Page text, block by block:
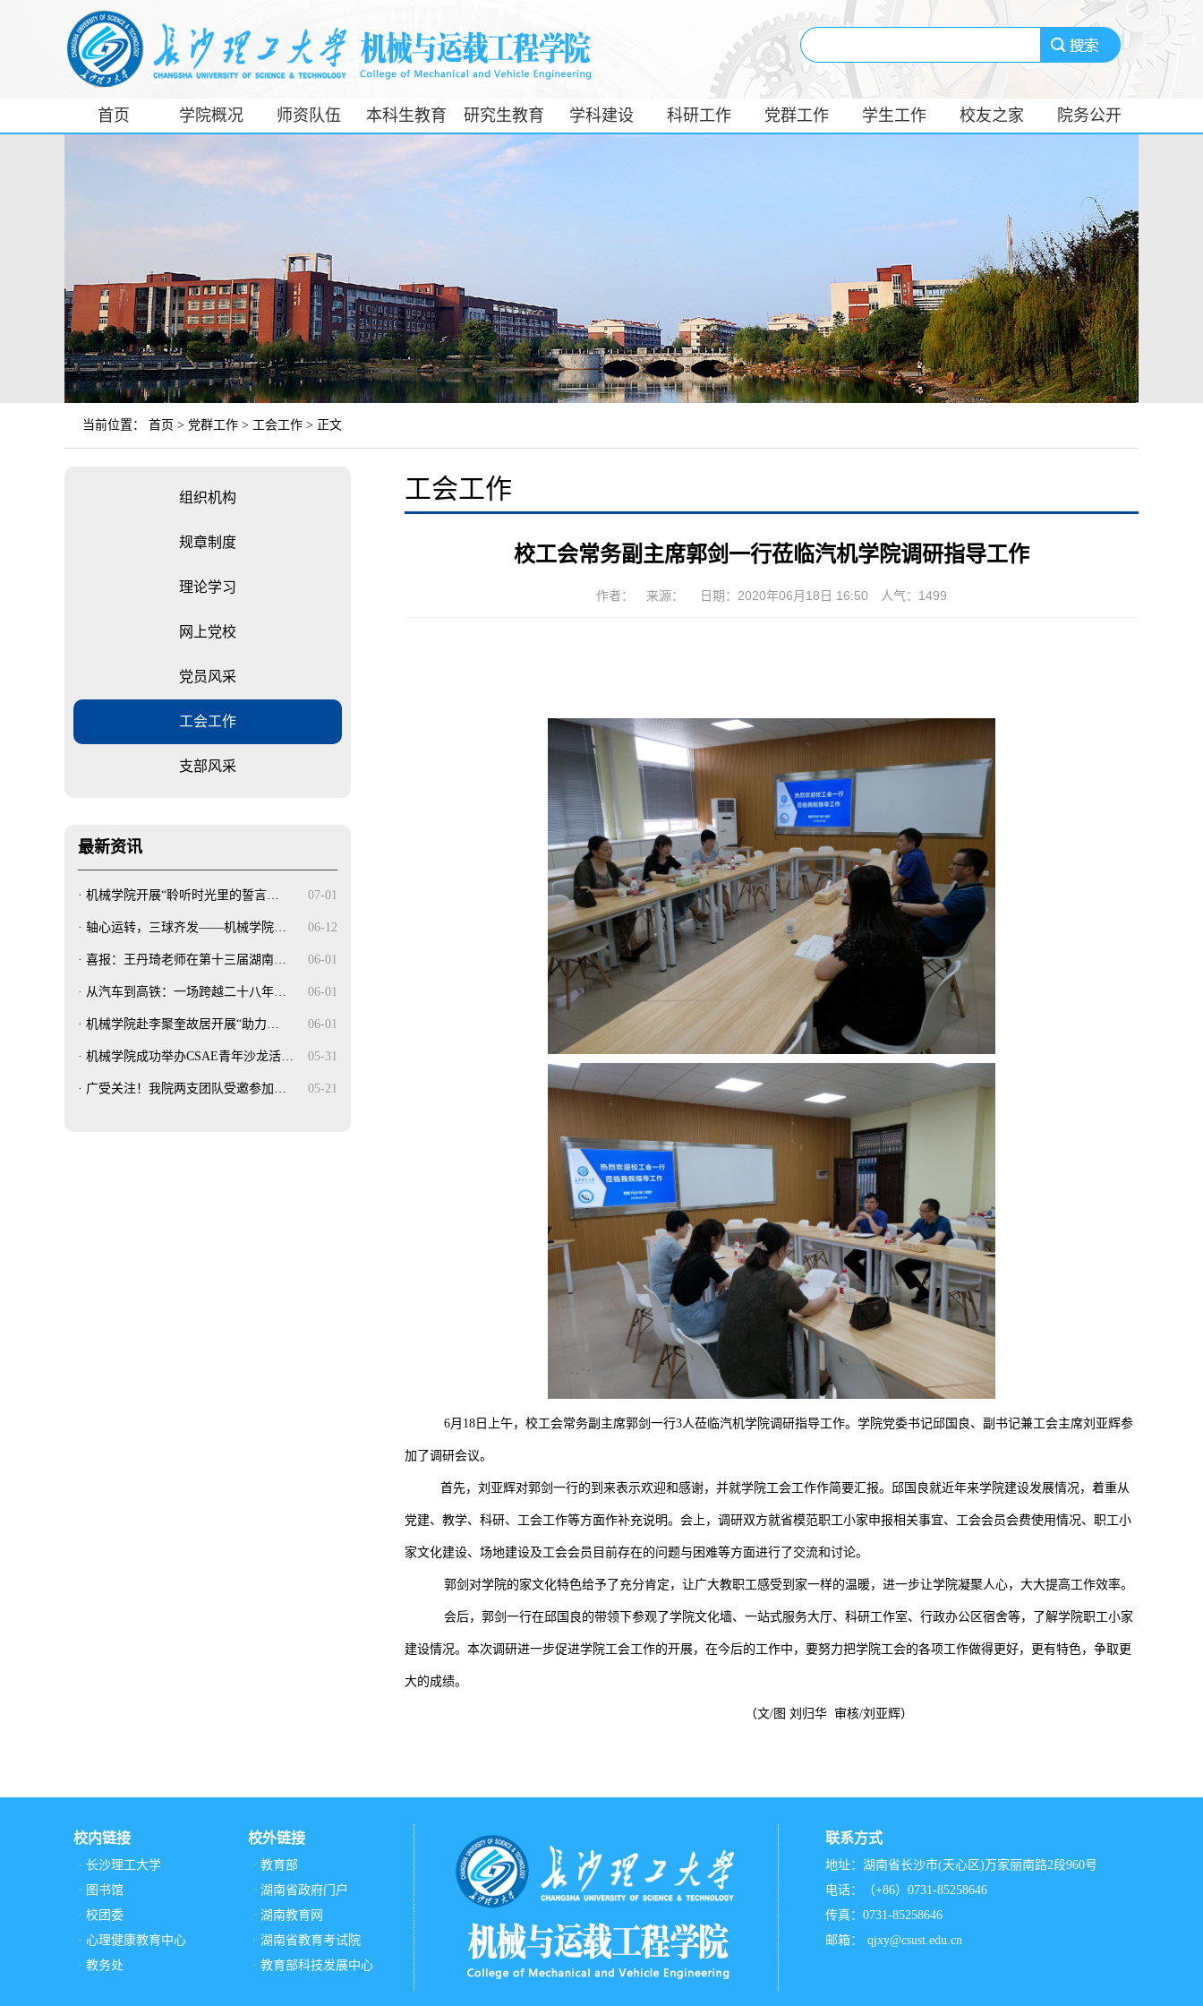
首页 学院概况 师资队伍 本科生教育 研究生教育 学科建设 科研工作 党群工作 学生工作 校友之家
院务公开
工信部专精特
当前位置： 首页 > 党群工作 > 工会工作 > 正文
组织机构
规章制度
理论学习
网上党校
党员风采
工会工作
支部风采
最新资讯
07-01
· 机械学院开展“聆听时光里的誓言…
06-12
· 轴心运转，三球齐发——机械学院…
06-01
· 喜报：王丹琦老师在第十三届湖南…
06-01
· 从汽车到高铁：一场跨越二十八年…
06-01
· 机械学院赴李聚奎故居开展“助力…
05-31
· 机械学院成功举办CSAE青年沙龙活…
05-21
· 广受关注！我院两支团队受邀参加…
工会工作
校工会常务副主席郭剑一行莅临汽机学院调研指导工作
作者： 来源： 日期：2020年06月18日 16:50 人气： 1499
6月18日上午，校工会常务副主席郭剑一行3人莅临汽机学院调研指导工作。学院党委书记邱国良、副书记兼工会主席刘亚辉参
加了调研会议。
首先，刘亚辉对郭剑一行的到来表示欢迎和感谢，并就学院工会工作作简要汇报。邱国良就近年来学院建设发展情况，着重从
党建、教学、科研、工会工作等方面作补充说明。会上，调研双方就省模范职工小家申报相关事宜、工会会员会费使用情况、职工小
家文化建设、场地建设及工会会员目前存在的问题与困难等方面进行了交流和讨论。
郭剑对学院的家文化特色给予了充分肯定，让广大教职工感受到家一样的温暖，进一步让学院凝聚人心，大大提高工作效率。
会后，郭剑一行在邱国良的带领下参观了学院文化墙、一站式服务大厅、科研工作室、行政办公区宿舍等，了解学院职工小家
建设情况。 本次调研进一步促进学院工会工作的开展，在今后的工作中，要努力把学院工会的各项工作做得更好，更有特色，争取更
大的成绩。
（文/图 刘归华 审核/刘亚辉）
校内链接
· 长沙理工大学
· 图书馆
· 校团委
· 心理健康教育中心
· 教务处
校外链接
· 教育部
· 湖南省政府门户
· 湖南教育网
· 湖南省教育考试院
· 教育部科技发展中心
联系方式
地址：湖南省长沙市(天心区)万家丽南路2段960号
电话：（+86）0731-85258646
传真：0731-85258646
邮箱：
qjxy@csust.edu.cn